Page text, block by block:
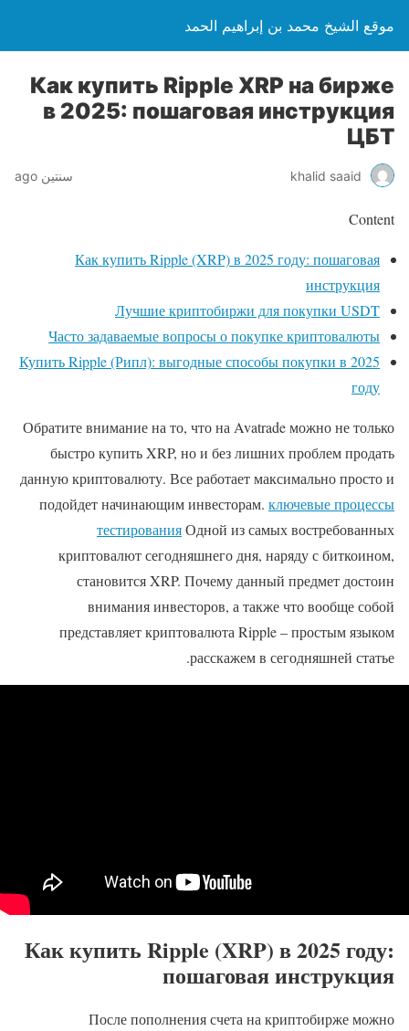
موقع الشيخ محمد بن إبراهيم الحمد
Как купить Ripple XRP на бирже
в 2025: пошаговая инструкция
ЦБТ
khalid saaid سنتين ago
Content
Как купить Ripple (XRP) в 2025 году: пошаговая
инструкция
Лучшие криптобиржи для покупки USDT
Часто задаваемые вопросы о покупке криптовалюты
Купить Ripple (Рипл): выгодные способы покупки в 2025
году
Обратите внимание на то, что на Avatrade можно не только
быстро купить XRP, но и без лишних проблем продать
данную криптовалюту. Все работает максимально просто и
подойдет начинающим инвесторам. ключевые процессы
тестированияОдной из самых востребованных
криптовалют сегодняшнего дня, наряду с биткоином,
становится XRP. Почему данный предмет достоин
внимания инвесторов, а также что вообще собой
представляет криптовалюта Ripple – простым языком
расскажем в сегодняшней статье.
Как купить Ripple (XRP) в 2025 году:
пошаговая инструкция
После пополнения счета на криптобирже можно